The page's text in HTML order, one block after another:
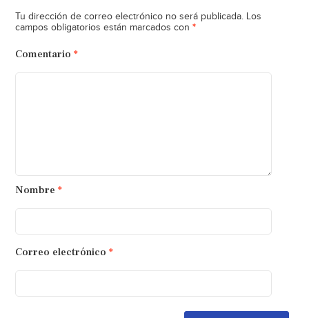
Tu dirección de correo electrónico no será publicada. Los
campos obligatorios están marcados con *
Comentario *
Nombre *
Correo electrónico *